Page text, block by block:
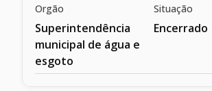
Orgão
Superintendência
municipal de água e
esgoto
Situação
Encerrado